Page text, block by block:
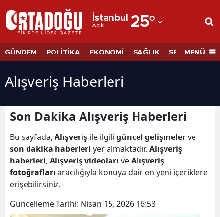
İstanbul
Açık 25°
Adana
Adıyaman
Ağrı
Amasya
Antalya
Artvin
Balıkesir
GÜNDEM POLİTİKA EKONOMİ SAĞLIK SPORMENÜ
Alışveriş Haberleri
Son Dakika Alışveriş Haberleri
Bu sayfada, Alışveriş ile ilgili güncel gelişmelerve
son dakika haberleri yer almaktadır. Alışveriş
haberleri, Alışveriş videoları veAlışveriş
fotoğrafları aracılığıyla konuya dair en yeni içeriklere
erişebilirsiniz.
Güncelleme Tarihi: Nisan 15, 2026 16:53